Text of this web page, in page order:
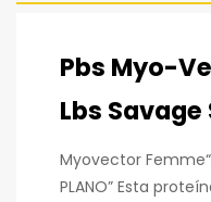
Pbs Myo-
Lbs
Myovector
PLANO” Esta